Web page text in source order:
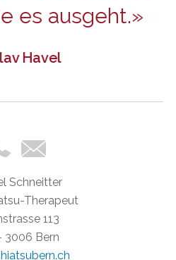
es ausgeht.
Havel
Schneitter
Therapeut
113
3006 Bern